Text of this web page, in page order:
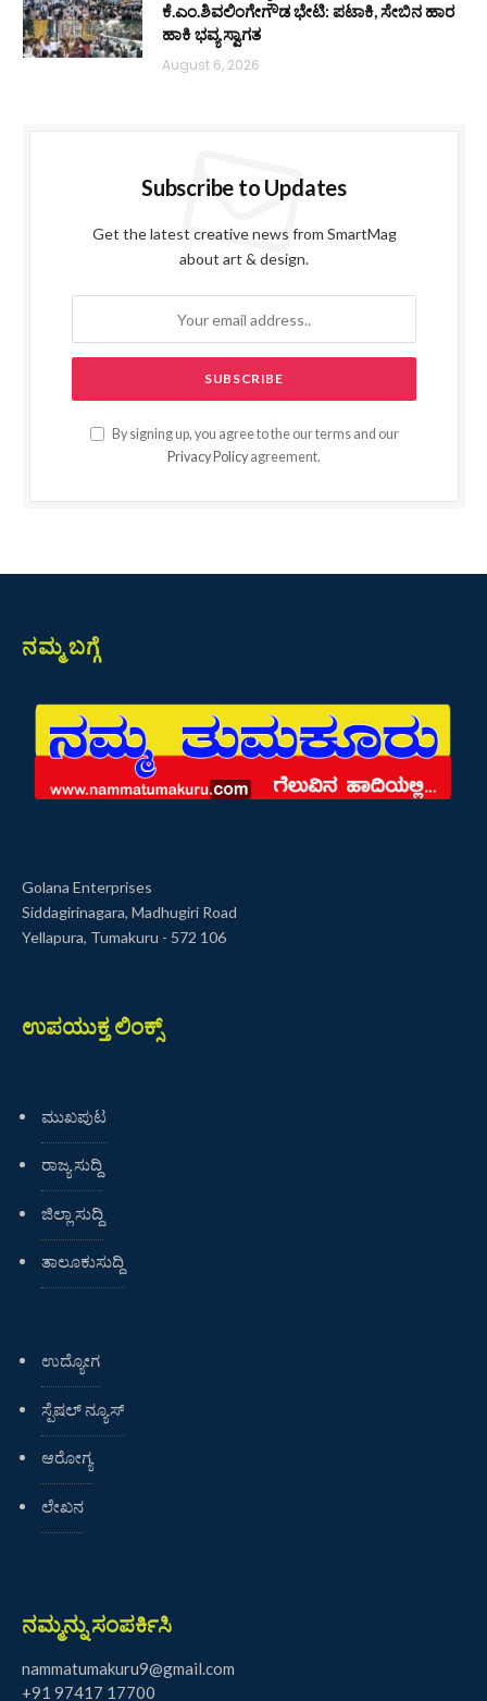
ಕೆ.ಎಂ.ಶಿವಲಿಂಗೇಗೌಡ ಭೇಟಿ: ಪಟಾಕಿ, ಸೇಬಿನ ಹಾರ
ಹಾಕಿ ಭವ್ಯ ಸ್ವಾಗತ
August 6, 2026
Subscribe to Updates
Get the latest creative news from SmartMag
about art & design.
By signing up, you agree to the our terms and our
Privacy Policy agreement.
ನಮ್ಮ ಬಗ್ಗೆ
Golana Enterprises
Siddagirinagara, Madhugiri Road
Yellapura, Tumakuru - 572 106
ಉಪಯುಕ್ತ ಲಿಂಕ್ಸ್
ಮುಖಪುಟ
ರಾಜ್ಯ ಸುದ್ದಿ
ಜಿಲ್ಲಾ ಸುದ್ದಿ
ತಾಲೂಕುಸುದ್ದಿ
ಉದ್ಯೋಗ
ಸ್ಪೆಷಲ್ ನ್ಯೂಸ್
ಆರೋಗ್ಯ
ಲೇಖನ
ನಮ್ಮನ್ನು ಸಂಪರ್ಕಿಸಿ
nammatumakuru9@gmail.com
+91 97417 17700